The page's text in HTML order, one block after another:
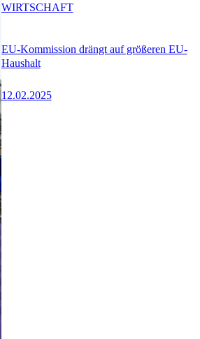
EU-Kommission drängt auf größeren EU-
Haushalt
12.02.2025
WIRTSCHAFT